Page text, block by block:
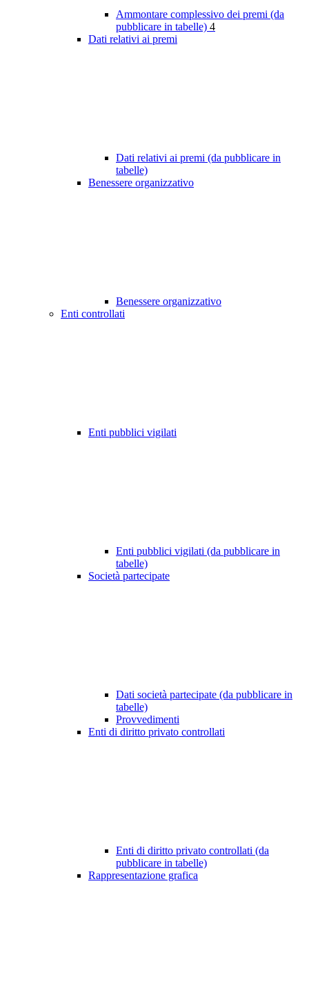
Ammontare complessivo dei premi (da
pubblicare in tabelle) 4
Dati relativi ai premi
Dati relativi ai premi (da pubblicare in
tabelle)
Benessere organizzativo
Benessere organizzativo
Enti controllati
Enti pubblici vigilati
Enti pubblici vigilati (da pubblicare in
tabelle)
Società partecipate
Dati società partecipate (da pubblicare in
tabelle)
Provvedimenti
Enti di diritto privato controllati
Enti di diritto privato controllati (da
pubblicare in tabelle)
Rappresentazione grafica